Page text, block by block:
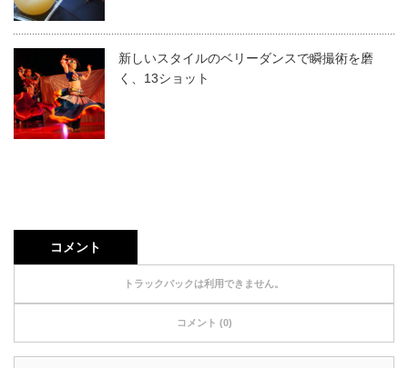
新しいスタイルのベリーダンスで瞬撮術を磨
く、13ショット
コメント
トラックバックは利用できません。
コメント (0)